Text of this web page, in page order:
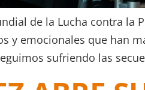
de la Lucha contra la
emocionales que han
sufriendo las